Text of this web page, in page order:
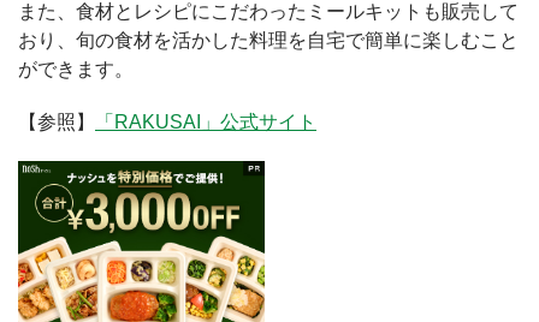
また、食材とレシピにこだわったミールキットも販売して
おり、旬の食材を活かした料理を自宅で簡単に楽しむこと
ができます。
【参照】 「RAKUSAI」公式サイト